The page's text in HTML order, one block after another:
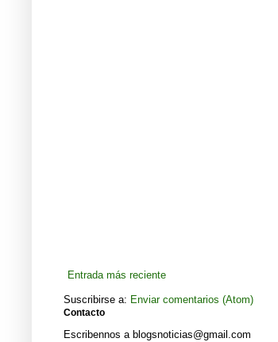
Entrada más reciente
Suscribirse a: Enviar comentarios (Atom)
Contacto
Escribennos a blogsnoticias@gmail.com